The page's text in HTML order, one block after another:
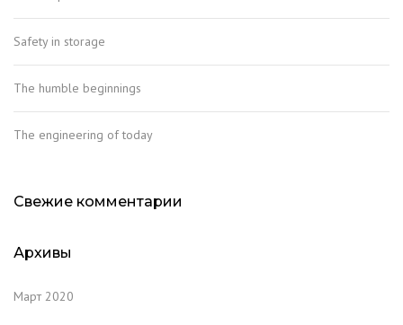
Safety in storage
The humble beginnings
The engineering of today
Свежие комментарии
Архивы
Март 2020